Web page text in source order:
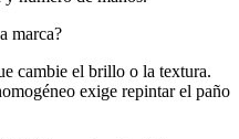
marca?
cambie el brillo o la textura.
exige repintar el paño